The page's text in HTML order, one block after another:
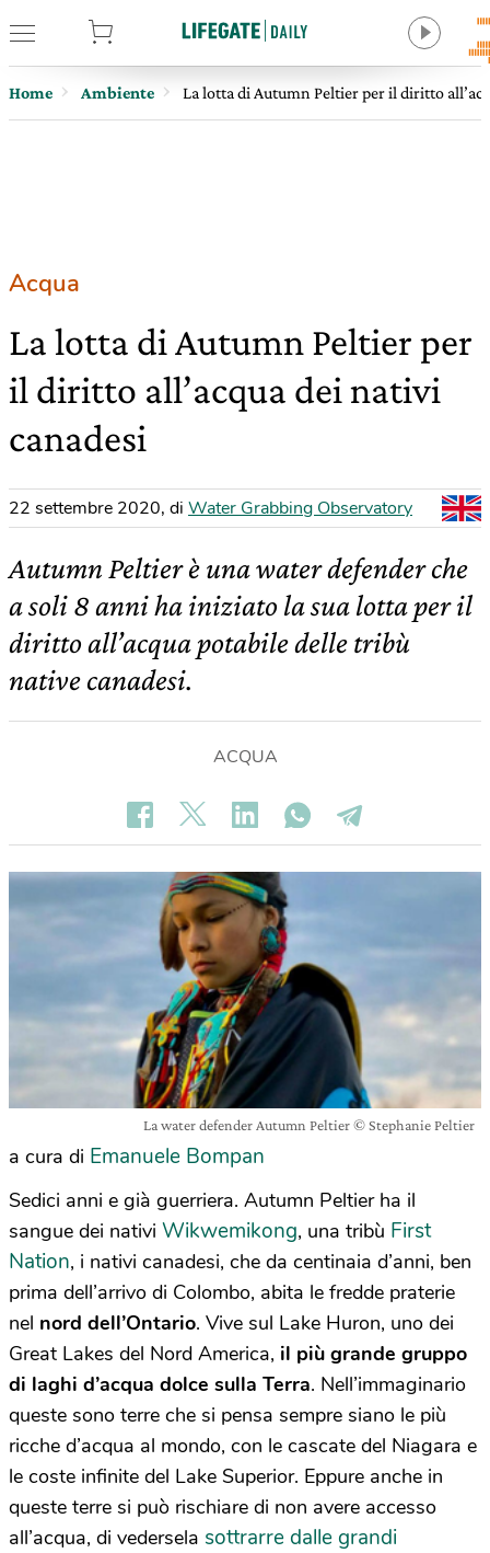
Home Ambiente La lotta di Autumn Peltier per il diritto
Acqua
La lotta di Autumn Peltier per
il diritto all’acqua dei nativi
canadesi
22 settembre 2020, di Water Grabbing Observatory
Autumn Peltier è una water defender che
a soli 8 anni ha iniziato la sua lotta per il
diritto all’acqua potabile delle tribù
native canadesi.
ACQUA
La water defender Autumn Peltier © Stephanie Peltier
a cura di Emanuele Bompan
Sedici anni e già guerriera. Autumn Peltier ha il
sangue dei nativi Wikwemikong, una tribù First
Nation, i nativi canadesi, che da centinaia d’anni, ben
prima dell’arrivo di Colombo, abita le fredde praterie
nel nord dell’Ontario. Vive sul Lake Huron, uno dei
Great Lakes del Nord America, il più grande gruppo
di laghi d’acqua dolce sulla Terra. Nell’immaginario
queste sono terre che si pensa sempre siano le più
ricche d’acqua al mondo, con le cascate del Niagara e
le coste infinite del Lake Superior. Eppure anche in
queste terre si può rischiare di non avere accesso
all’acqua, di vedersela sottrarre dalle grandi